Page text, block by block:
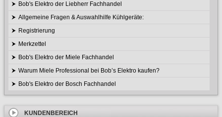
Bob's Elektro der Liebherr Fachhandel
Allgemeine Fragen & Auswahlhilfe Kühlgeräte:
Registrierung
Merkzettel
Bob's Elektro der Miele Fachhandel
Warum Miele Professional bei Bob’s Elektro kaufen?
Bob's Elektro der Bosch Fachhandel
KUNDENBEREICH